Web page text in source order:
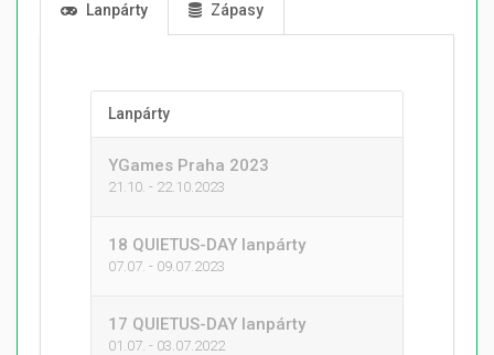
Lanpárty Zápasy
Lanpárty
YGames Praha 2023
21.10. - 22.10.2023
18 QUIETUS-DAY lanpárty
07.07. - 09.07.2023
17 QUIETUS-DAY lanpárty
01.07. - 03.07.2022